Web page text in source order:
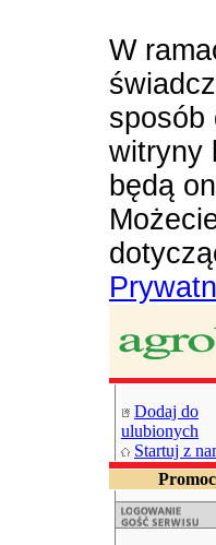
W
sposób
witryny
będą
Dodaj do
ulubionych
Startuj z